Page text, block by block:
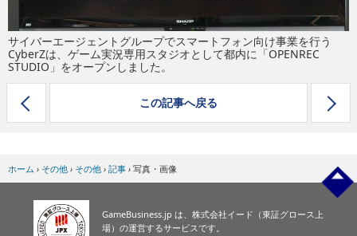
サイバーエージェントグループでスマートフォン向け事業を行う
CyberZは、ゲーム実況専用スタジオとして都内に「OPENREC
STUDIO」をオープンしました。
この記事へ戻る
ホーム › その他 › その他 › 記事 › 写真・画像
GameBusiness.jp は、株式会社イード（東証グロース上
場）の運営するサービスです。